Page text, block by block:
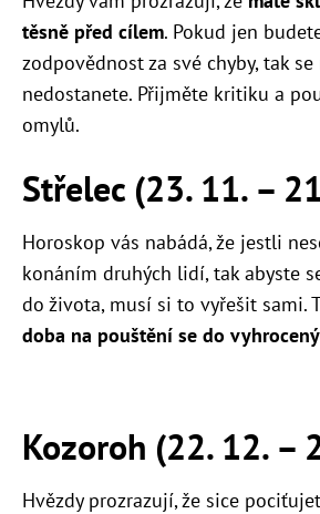
těsně před cílem. Pokud jen
zodpovědnost za své chyby, tak
nedostanete. Přijměte kritiku a
omylů.
Střelec (23. 11. –
Horoskop vás nabádá, že jestli
konáním druhých lidí, tak abyste
do života, musí si to vyřešit sami.
doba na pouštění se do
Kozoroh (22. 12. –
Hvězdy prozrazují, že sice